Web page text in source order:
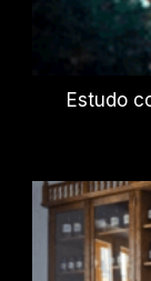
Estudo